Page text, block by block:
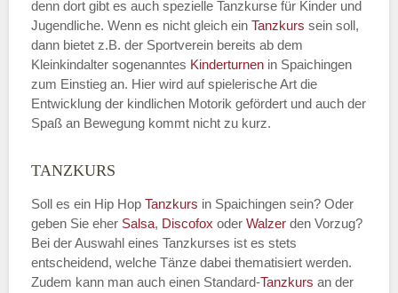
Name der Tanzschule
Kontakt E-Mail
Name des Tanzkurs*
denn dort gibt es auch spezielle Tanzkurse für Kinder und
Jugendliche. Wenn es nicht gleich ein Tanzkurs sein soll,
dann bietet z.B. der Sportverein bereits ab dem
Kleinkindalter sogenanntes Kinderturnen in Spaichingen
zum Einstieg an. Hier wird auf spielerische Art die
Entwicklung der kindlichen Motorik gefördert und auch der
Spaß an Bewegung kommt nicht zu kurz.
TANZKURS
Soll es ein Hip Hop Tanzkurs in Spaichingen sein? Oder
geben Sie eher Salsa, Discofox oder Walzer den Vorzug?
Bei der Auswahl eines Tanzkurses ist es stets
entscheidend, welche Tänze dabei thematisiert werden.
Zudem kann man auch einen Standard-Tanzkurs an der